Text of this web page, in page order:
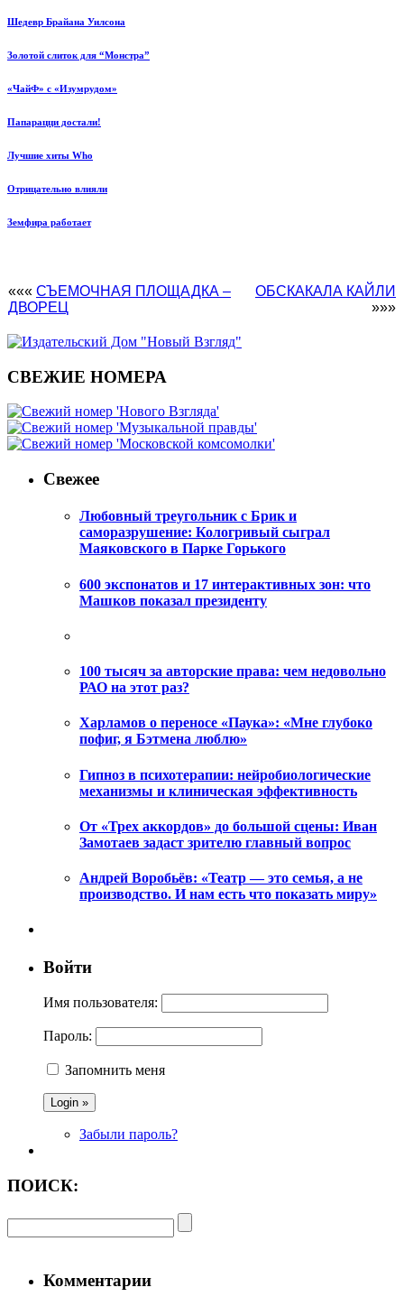
Шедевр Брайана Уилсона
Золотой слиток для “Монстра”
«ЧайФ» с «Изумрудом»
Папарацци достали!
Лучшие хиты Who
Отрицательно влияли
Земфира работает
««« СЪЕМОЧНАЯ ПЛОЩАДКА –
ДВОРЕЦ
ОБСКАКАЛА КАЙЛИ
»»»
СВЕЖИЕ НОМЕРА
Свежее
Любовный треугольник с Брик и
саморазрушение: Кологривый сыграл
Маяковского в Парке Горького
600 экспонатов и 17 интерактивных зон: что
Машков показал президенту
100 тысяч за авторские права: чем недовольно
РАО на этот раз?
Харламов о переносе «Паука»: «Мне глубоко
пофиг, я Бэтмена люблю»
Гипноз в психотерапии: нейробиологические
механизмы и клиническая эффективность
От «Трех аккордов» до большой сцены: Иван
Замотаев задаст зрителю главный вопрос
Андрей Воробьёв: «Театр — это семья, а не
производство. И нам есть что показать миру»
Войти
Имя пользователя:
Пароль:
Запомнить меня
Забыли пароль?
ПОИСК:
Комментарии